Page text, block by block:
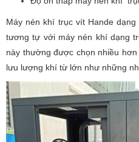
Máy nén khí trục vít Hande
tương tự với máy nén khí dạng
này thường được chọn nhiều
lưu lượng khí từ lớn như những